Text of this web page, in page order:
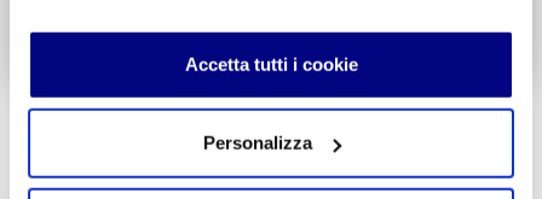
Accetta tutti i cookie
Personalizza
Decreto di Parità Scolastica N. 1717